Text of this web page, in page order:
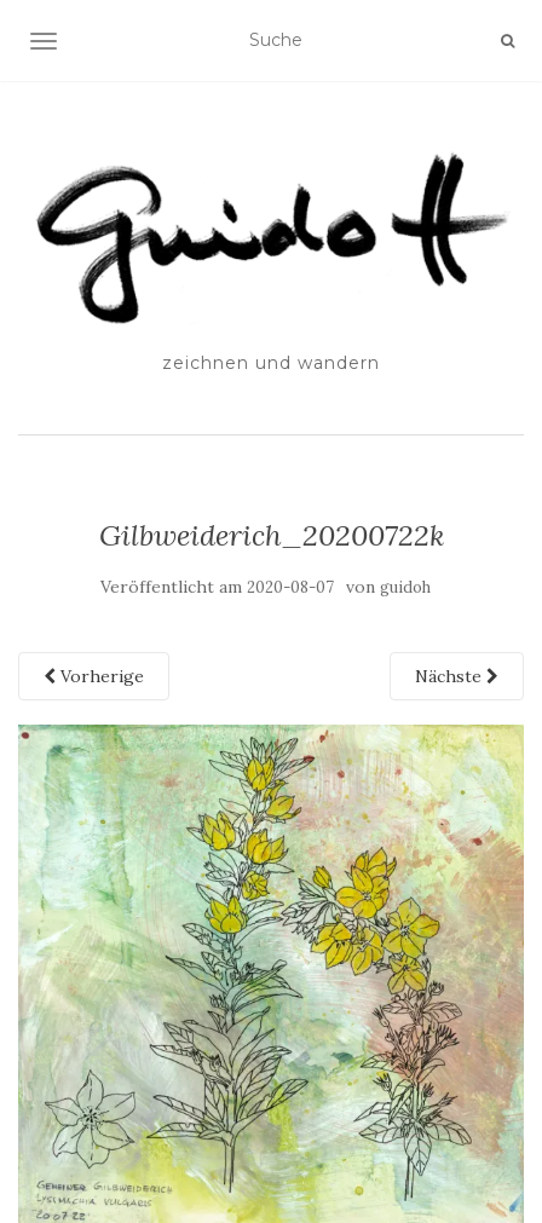
SCHALTE NAVIGATION
zeichnen und wandern
Gilbweiderich_20200722k
Veröffentlicht am 2020-08-07 von guidoh
Vorherige Nächste